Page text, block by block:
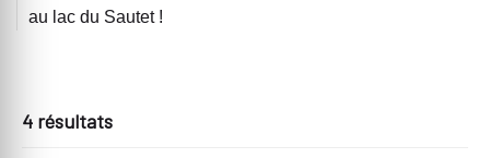
au lac du Sautet !
4 résultats